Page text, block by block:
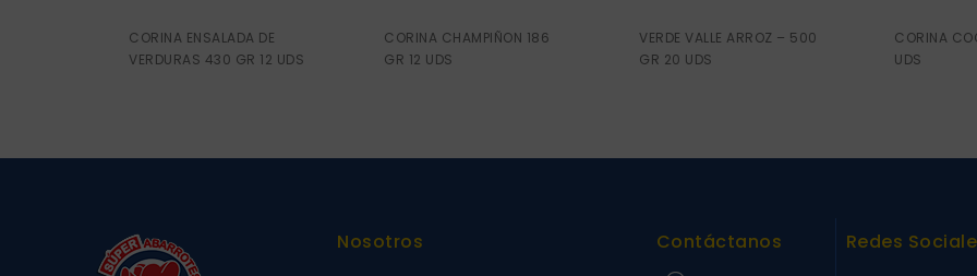
CORINA ENSALADA DE
VERDURAS 430 GR 12 UDS
CORINA CHAMPIÑON 186
GR 12 UDS
VERDE VALLE ARROZ – 500
GR 20 UDS
CORINA
UDS
Nosotros Contáctanos Redes